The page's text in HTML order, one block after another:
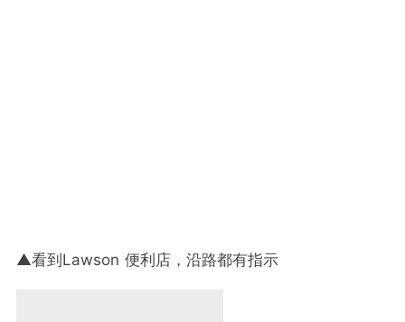
▲看到Lawson 便利店，沿路都有指示